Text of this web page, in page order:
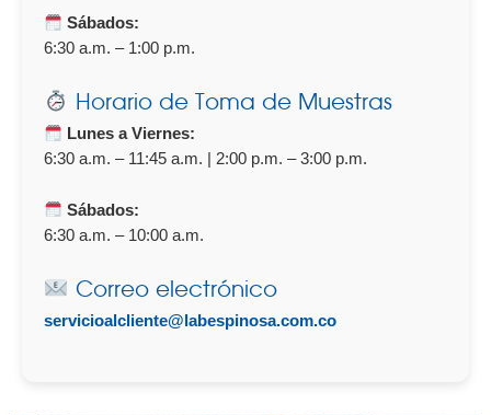
Sábados:
6:30 a.m. – 1:00 p.m.
Horario de Toma de Muestras
Lunes a Viernes:
6:30 a.m. – 11:45 a.m. | 2:00 p.m. – 3:00 p.m.
Sábados:
6:30 a.m. – 10:00 a.m.
Correo electrónico
servicioalcliente@labespinosa.com.co